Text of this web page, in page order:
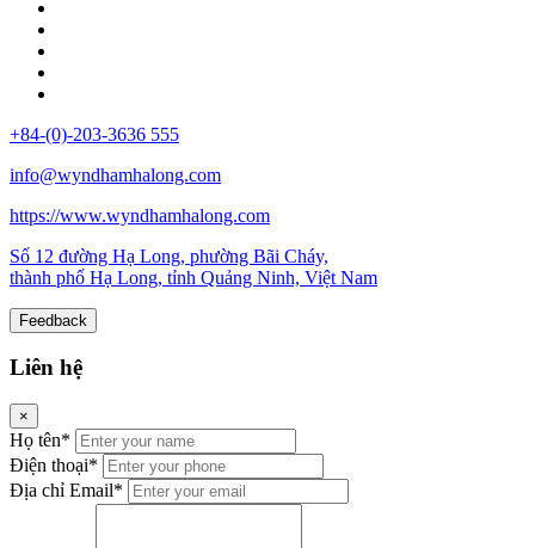
+84-(0)-203-3636 555
info@wyndhamhalong.com
https://www.wyndhamhalong.com
Số 12 đường Hạ Long, phường Bãi Cháy,
thành phố Hạ Long, tỉnh Quảng Ninh, Việt Nam
Feedback
Liên hệ
×
Họ tên*
Điện thoại*
Địa chỉ Email*